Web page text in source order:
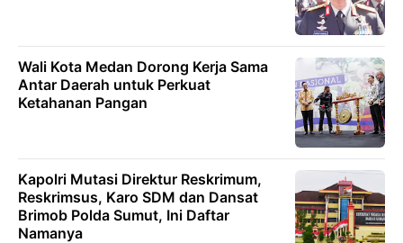
Wali Kota Medan Dorong Kerja Sama
Antar Daerah untuk Perkuat
Ketahanan Pangan
Kapolri Mutasi Direktur Reskrimum,
Reskrimsus, Karo SDM dan Dansat
Brimob Polda Sumut, Ini Daftar
Namanya